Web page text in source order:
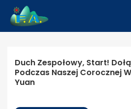
Duch Zespołowy, Start!
Podczas Naszej Corocznej
Yuan